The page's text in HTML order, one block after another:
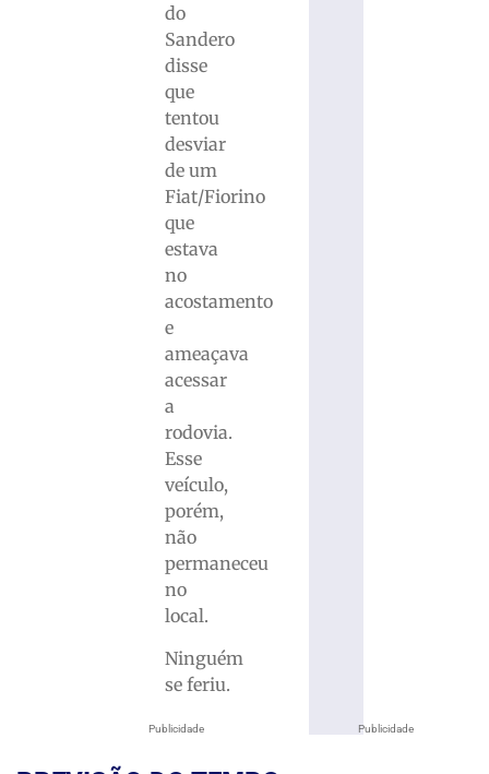
Publicidade
do
Sandero
disse
que
tentou
desviar
de um
Fiat/Fiorino
que
estava
no
acostamento
e
ameaçava
acessar
a
rodovia.
Esse
veículo,
porém,
não
permaneceu
no
local.
Ninguém
se feriu.
Publicidade